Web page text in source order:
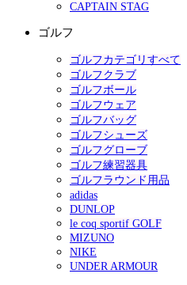
CAPTAIN STAG
ゴルフ
ゴルフカテゴリすべて
ゴルフクラブ
ゴルフボール
ゴルフウェア
ゴルフバッグ
ゴルフシューズ
ゴルフグローブ
ゴルフ練習器具
ゴルフラウンド用品
adidas
DUNLOP
le coq sportif GOLF
MIZUNO
NIKE
UNDER ARMOUR